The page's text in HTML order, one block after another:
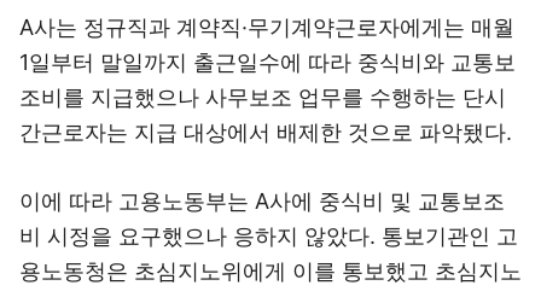
A사는 정규직과 계약직·무기계약근로자에게는 매월
1일부터 말일까지 출근일수에 따라 중식비와 교통보
조비를 지급했으나 사무보조 업무를 수행하는 단시
간근로자는 지급 대상에서 배제한 것으로 파악됐다.
이에 따라 고용노동부는 A사에 중식비 및 교통보조
비 시정을 요구했으나 응하지 않았다. 통보기관인 고
용노동청은 초심지노위에게 이를 통보했고 초심지노